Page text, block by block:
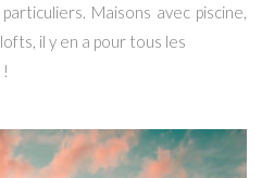
Maisons avec piscine,
il y en a pour tous les